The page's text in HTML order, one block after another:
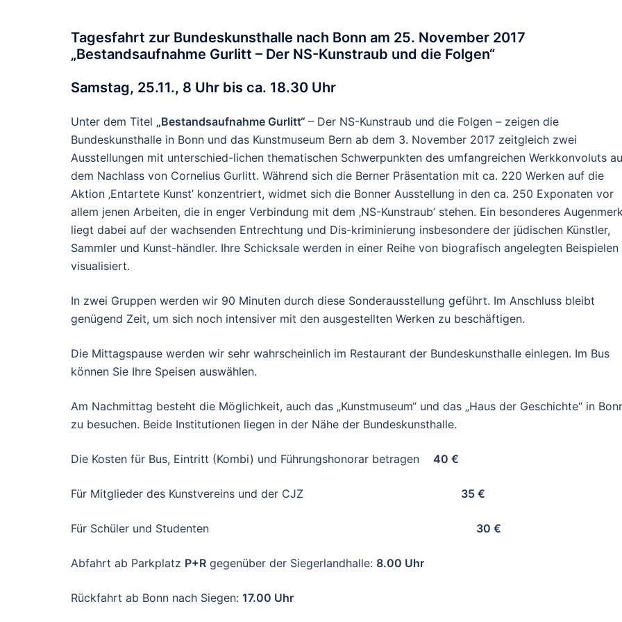
Tagesfahrt zur Bundeskunsthalle nach Bonn am 25. November 2017
„Bestandsaufnahme Gurlitt – Der NS-Kunstraub und die Folgen“
Samstag, 25.11., 8 Uhr bis ca. 18.30 Uhr
Unter dem Titel „Bestandsaufnahme Gurlitt“ – Der NS-Kunstraub und die Folgen – zeigen die
Bundeskunsthalle in Bonn und das Kunstmuseum Bern ab dem 3. November 2017 zeitgleich zwei
Ausstellungen mit unterschied-lichen thematischen Schwerpunkten des umfangreichen Werkkonvoluts
dem Nachlass von Cornelius Gurlitt. Während sich die Berner Präsentation mit ca. 220 Werken auf die
Aktion ‚Entartete Kunst’ konzentriert, widmet sich die Bonner Ausstellung in den ca. 250 Exponaten vor
allem jenen Arbeiten, die in enger Verbindung mit dem ‚NS-Kunstraub’ stehen. Ein besonderes
liegt dabei auf der wachsenden Entrechtung und Dis-kriminierung insbesondere der jüdischen Künstler,
Sammler und Kunst-händler. Ihre Schicksale werden in einer Reihe von biografisch angelegten Beispielen
visualisiert.
In zwei Gruppen werden wir 90 Minuten durch diese Sonderausstellung geführt. Im Anschluss bleibt
genügend Zeit, um sich noch intensiver mit den ausgestellten Werken zu beschäftigen.
Die Mittagspause werden wir sehr wahrscheinlich im Restaurant der Bundeskunsthalle einlegen. Im Bus
können Sie Ihre Speisen auswählen.
Am Nachmittag besteht die Möglichkeit, auch das „Kunstmuseum“ und das „Haus der Geschichte“ in
zu besuchen. Beide Institutionen liegen in der Nähe der Bundeskunsthalle.
Die Kosten für Bus, Eintritt (Kombi) und Führungshonorar betragen 40 €
Für Mitglieder des Kunstvereins und der CJZ 35 €
Für Schüler und Studenten 30 €
Abfahrt ab Parkplatz P+R gegenüber der Siegerlandhalle: 8.00 Uhr
Rückfahrt ab Bonn nach Siegen: 17.00 Uhr